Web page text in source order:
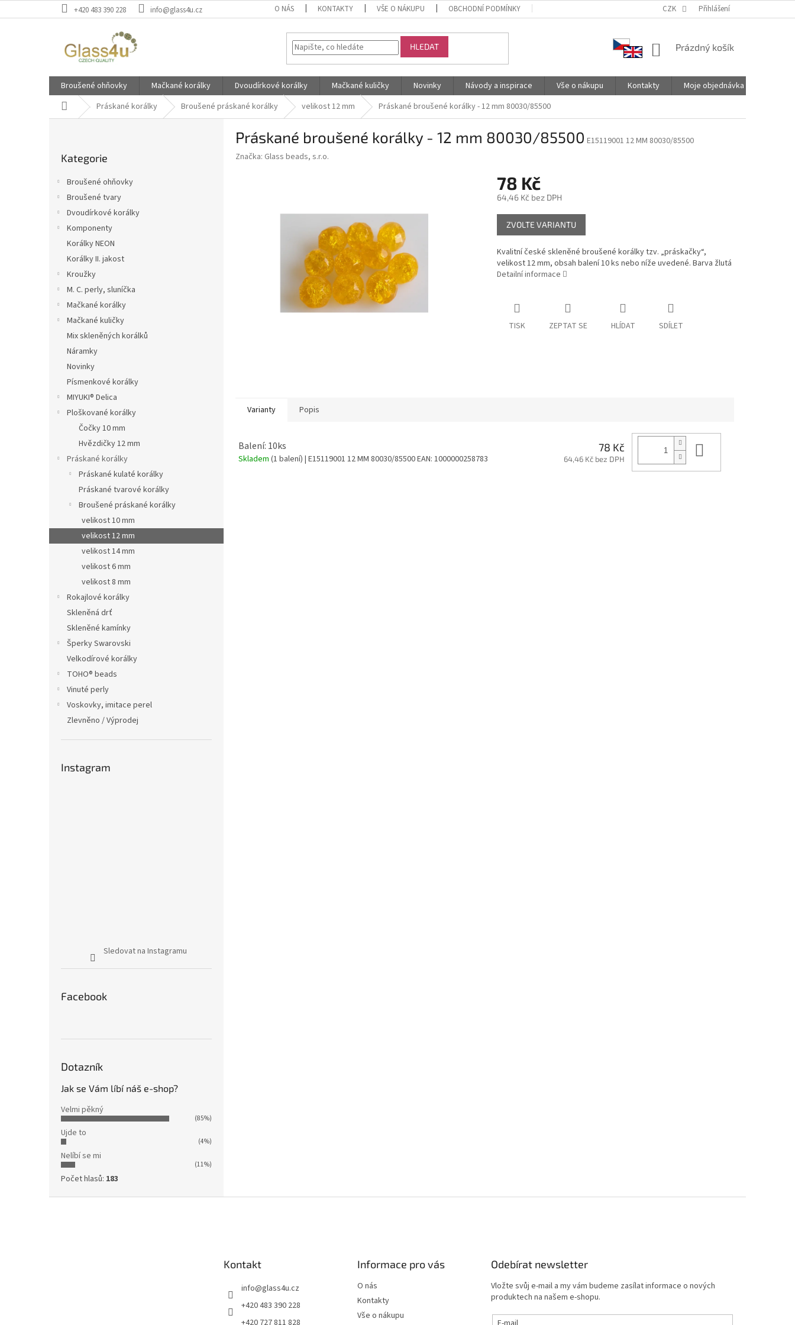
na
+420 483 390 228 info@glass4u.cz O NÁS KONTAKTY VŠE O NÁKUPU OBCHODNÍ PODMÍNKY PODMÍNKY OCHRANY OSOBNÍCH ÚDAJŮ SPOLUPRACUJEME
CZK Přihlášení
HLEDAT
NÁKUPNÍ
Prázdný košík
Broušené ohňovky Mačkané korálky Dvoudírkové korálky Mačkané kuličky Novinky Návody a inspirace Vše o nákupu Kontakty
Moje objednávka
Domů Práskané korálky Broušené práskané korálky velikost 12 mm Práskané broušené korálky - 12 mm 80030/85500
kategorie
Kategorie
Broušené ohňovky
Broušené tvary
Dvoudírkové korálky
Komponenty
Korálky NEON
Korálky II. jakost
Kroužky
M. C. perly, sluníčka
Mačkané korálky
Mačkané kuličky
Mix skleněných korálků
Náramky
Novinky
Písmenkové korálky
MIYUKI® Delica
Ploškované korálky
Čočky 10 mm
Hvězdičky 12 mm
Práskané korálky
Práskané kulaté korálky
Práskané tvarové korálky
Broušené práskané korálky
velikost 10 mm
velikost 12 mm
velikost 14 mm
velikost 6 mm
velikost 8 mm
Rokajlové korálky
Skleněná drť
Skleněné kamínky
Šperky Swarovski
Velkodírové korálky
TOHO® beads
Vinuté perly
Voskovky, imitace perel
Zlevněno / Výprodej
Instagram
Sledovat na Instagramu
Facebook
Dotazník
Jak se Vám líbí náš e-shop?
Velmi pěkný
(85%)
Ujde to
(4%)
Nelíbí se mi
(11%)
Počet hlasů: 183
Práskané broušené korálky - 12 mm 80030/85500 E15119001 12 MM 80030/85500
Značka: Glass beads, s.r.o.
78 Kč
64,46 Kč bez DPH
Měrná
cena:
ZVOLTE VARIANTU
Kvalitní české skleněné broušené korálky tzv. „práskačky“,
velikost 12 mm, obsah balení 10 ks nebo níže uvedené. Barva žlutá
Detailní informace
TISK ZEPTAT SE HLÍDAT SDÍLET
Varianty Popis
Balení: 10ks
Skladem (1 balení) | E15119001 12 MM 80030/85500EAN: 1000000258783
78 Kč
64,46 Kč bez DPH
Kontakt
info@glass4u.cz
+420 483 390 228
+420 727 811 828
Informace pro vás
O nás
Kontakty
Vše o nákupu
Odebírat newsletter
Vložte svůj e-mail a my vám budeme zasílat informace o nových
produktech na našem e-shopu.